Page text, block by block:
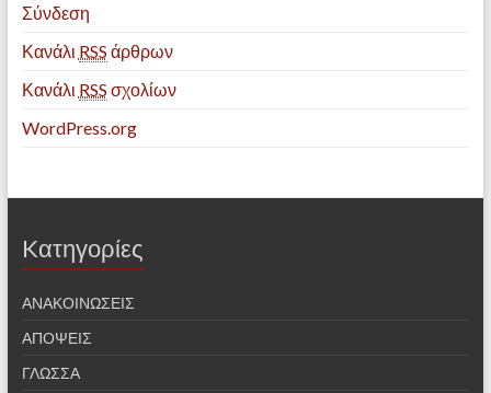
Σύνδεση
Κανάλι RSS άρθρων
Κανάλι RSS σχολίων
WordPress.org
Kατηγορίες
ΑΝΑΚΟΙΝΩΣΕΙΣ
ΑΠΟΨΕΙΣ
ΓΛΩΣΣΑ